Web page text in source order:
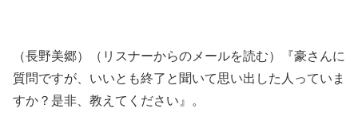
（長野美郷）（リスナーからのメールを読む）『豪さんに
質問ですが、いいとも終了と聞いて思い出した人っていま
すか？是非、教えてください』。